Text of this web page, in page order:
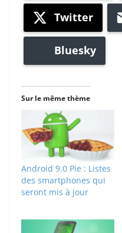
Twitter
Bluesky
Sur le même thème
Android 9.0 Pie : Listes
des smartphones qui
seront mis à jour